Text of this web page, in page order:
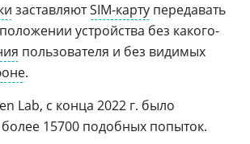
заставляютSIM-карту передавать
устройства без какого-
пользователя и без видимых
.
Lab, с конца 2022 г. было
15700 подобных попыток.